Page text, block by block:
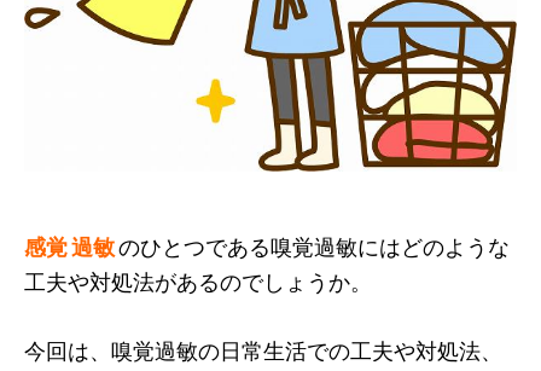
感覚 過敏のひとつである嗅覚過敏にはどのような
工夫や対処法があるのでしょうか。
今回は、嗅覚過敏の日常生活での工夫や対処法、